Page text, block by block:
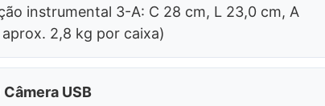
instrumental 3-A: C 28 cm, L 23,0 cm, A
2,8 kg por caixa)
Câmera USB